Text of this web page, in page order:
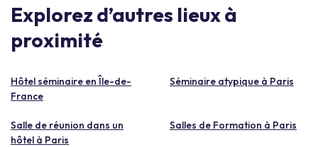
Explorez d’autres lieux à
proximité
Hôtel séminaire en Île-de-
France
Séminaire atypique à Paris
Salle de réunion dans un
hôtel à Paris
Salles de Formation à Paris